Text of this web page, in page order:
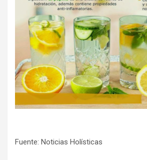
Fuente: Noticias Holísticas